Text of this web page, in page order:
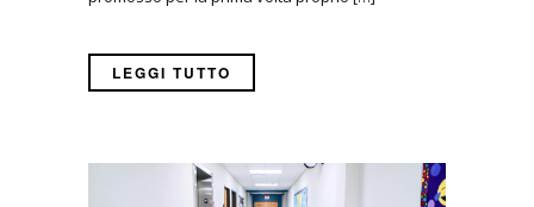
LEGGI TUTTO